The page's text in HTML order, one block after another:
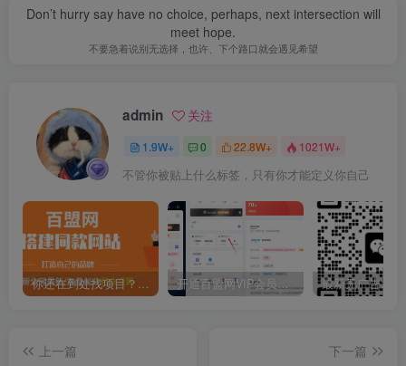
Don’t hurry say have no choice, perhaps, next intersection will
meet hope.
不要急着说别无选择，也许、下个路口就会遇见希望
admin 关注
1.9W+ 0 22.8W+ 1021W+
不管你被贴上什么标签，只有你才能定义你自己
你还在到处找项目？还在当韭菜？我靠卖项目一个月收入5万+，曾经我也是个失败者。 开通百盟网VIP会员，尊享全站资源免费下载，享70%的推广提成！！【限时五折优惠】
上一篇
下一篇